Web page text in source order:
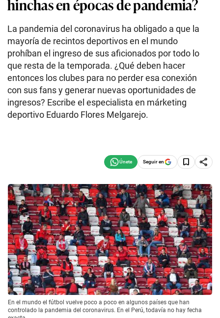
hinchas en épocas de pandemia?
La pandemia del coronavirus ha obligado a que la
mayoría de recintos deportivos en el mundo
prohíban el ingreso de sus aficionados por todo lo
que resta de la temporada. ¿Qué deben hacer
entonces los clubes para no perder esa conexión
con sus fans y generar nuevas oportunidades de
ingresos? Escribe el especialista en márketing
deportivo Eduardo Flores Melgarejo.
Seguir en
En el mundo el fútbol vuelve poco a poco en algunos países que han
controlado la pandemia del coronavirus. En el Perú, todavía no hay fecha